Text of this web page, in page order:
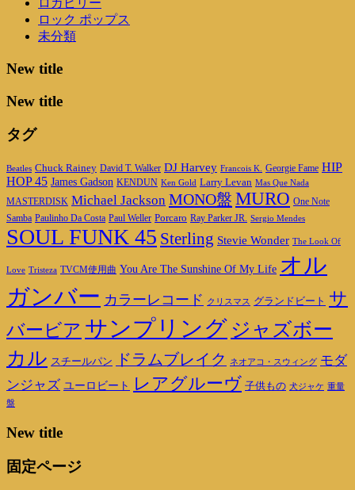
ロカビリー
ロック ポップス
未分類
New title
New title
タグ
Beatles Chuck Rainey David T. Walker DJ Harvey Francois K. Georgie Fame HIP
HOP 45 James Gadson KENDUN Ken Gold Larry Levan Mas Que Nada
MASTERDISK Michael Jackson MONO盤 MURO One Note
Samba Paulinho Da Costa Paul Weller Porcaro Ray Parker JR. Sergio Mendes
SOUL FUNK 45 Sterling Stevie Wonder The Look Of
Love Tristeza TVCM使用曲 You Are The Sunshine Of My Life オル
ガンバー カラーレコード クリスマス グランドビート サ
バービア サンプリング ジャズボー
カル スチールパン ドラムブレイク ネオアコ・スウィング モダ
ンジャズ ユーロビート レアグルーヴ 子供もの 犬ジャケ 重量
盤
New title
固定ページ